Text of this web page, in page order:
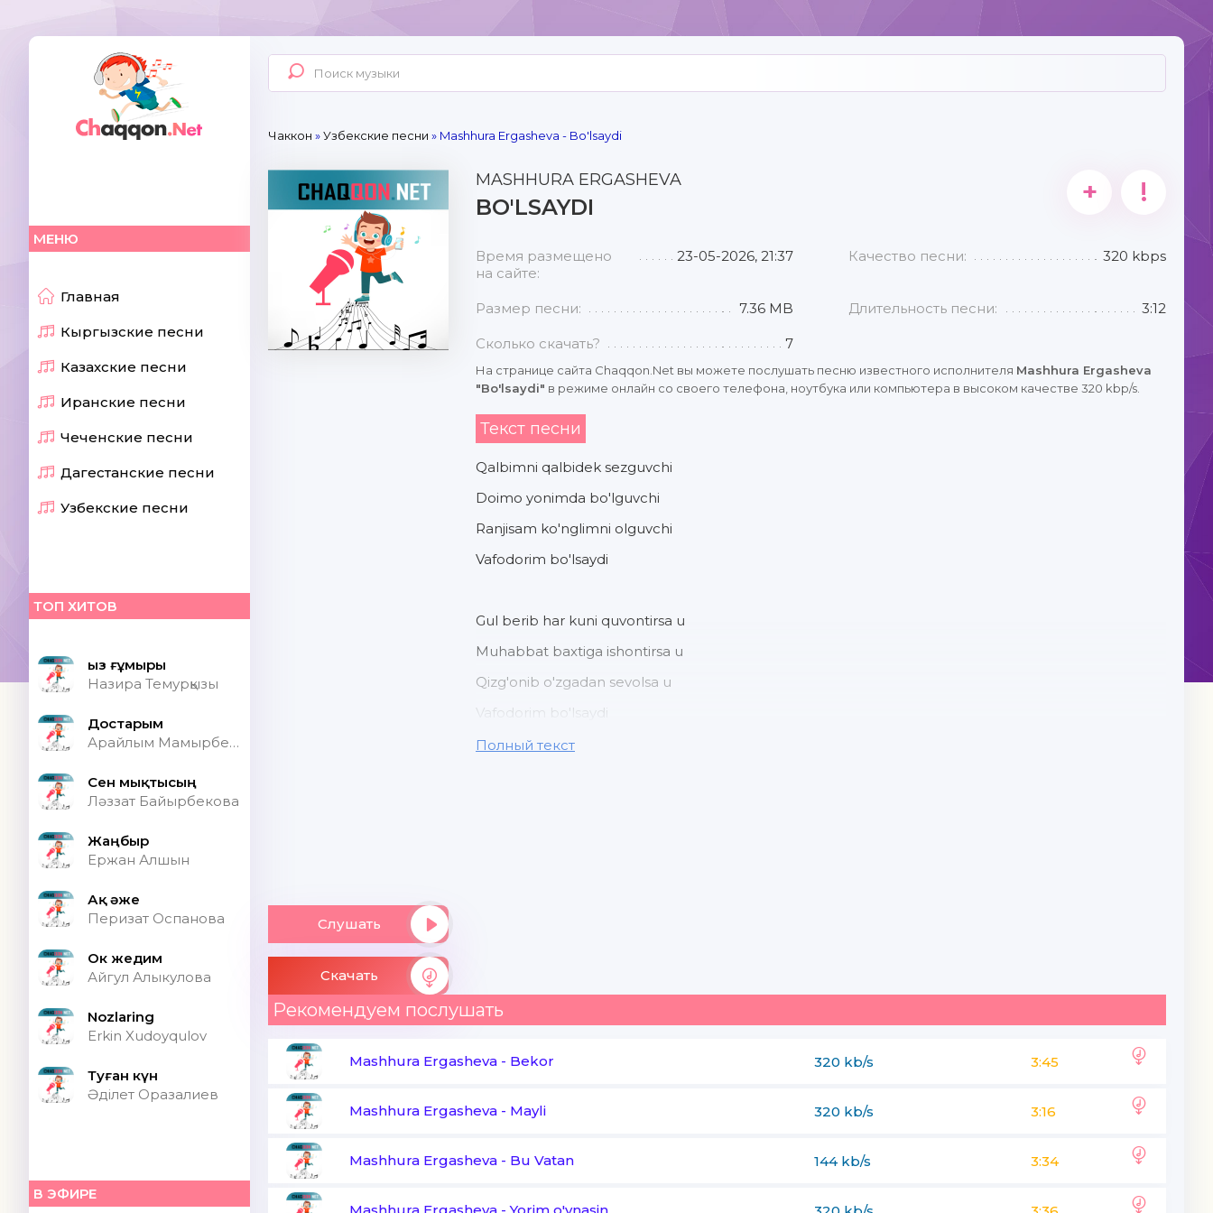
МЕНЮ
Главная
Кыргызские песни
Казахские песни
Иранские песни
Чеченские песни
Дагестанские песни
Узбекские песни
ТОП ХИТОВ
Қыз ғұмыры
Назира Темурқызы
Достарым
Арайлым Мамырбекқызы
Сен мықтысың
Ләззат Байырбекова
Жаңбыр
Ержан Алшын
Ақ әже
Перизат Оспанова
Ок жедим
Айгул Алыкулова
Nozlaring
Erkin Xudoyqulov
Туған күн
Әділет Оразалиев
В ЭФИРЕ
Чаккон »Узбекские песни » Mashhura Ergasheva - Bo'lsaydi
Слушать
Скачать
MASHHURA ERGASHEVA
BO'LSAYDI + !
Время размещено
на сайте:
23-05-2026, 21:37 Качество песни: 320 kbps
Размер песни: 7.36 MB Длительность песни: 3:12
Сколько скачать? 7
На странице сайта Chaqqon.Net вы можете послушать песню известного исполнителя Mashhura Ergasheva
"Bo'lsaydi" в режиме онлайн со своего телефона, ноутбука или компьютера в высоком качестве 320 kbp/s.
Текст песни
Qalbimni qalbidek sezguvchi
Doimo yonimda bo'lguvchi
Ranjisam ko'nglimni olguvchi
Vafodorim bo'lsaydi
Gul berib har kuni quvontirsa u
Muhabbat baxtiga ishontirsa u
Qizg'onib o'zgadan sevolsa u
Vafodorim bo'lsaydi
Men juda baxtli bo'lar edimda
Hech qachon qo'ymasa meni u yolg'iz
Полный текст
Рекомендуем послушать
Mashhura Ergasheva - Bekor 320 kb/s 3:45
Mashhura Ergasheva - Mayli 320 kb/s 3:16
Mashhura Ergasheva - Bu Vatan 144 kb/s 3:34